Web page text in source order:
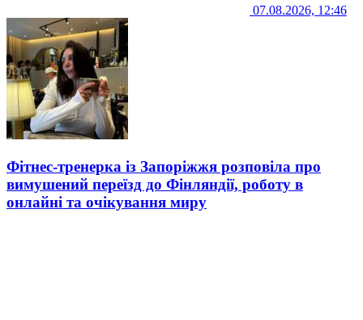
07.08.2026, 12:46
Фітнес-тренерка із Запоріжжя розповіла про
вимушений переїзд до Фінляндії, роботу в
онлайні та очікування миру